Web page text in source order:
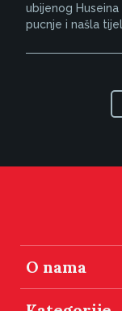
ubijenog
pucnje i našla
O nama